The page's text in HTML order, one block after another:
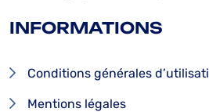
INFORMATIONS
Conditions générales
Mentions légales